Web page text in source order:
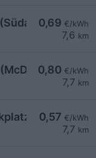
0,69 €/kWh
7,6 km
0,80 €/kWh
7,7 km
-
0,57 €/kWh
7,7 km